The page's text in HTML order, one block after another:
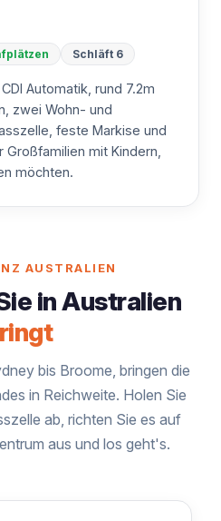
Schläft 6
Automatik, rund 7.2m
zwei Wohn- und
feste Markise und
mit Kindern,
möchten.
AUSTRALIEN
in Australien
bis Broome, bringen die
in Reichweite. Holen Sie
ab, richten Sie es auf
aus und los geht's.